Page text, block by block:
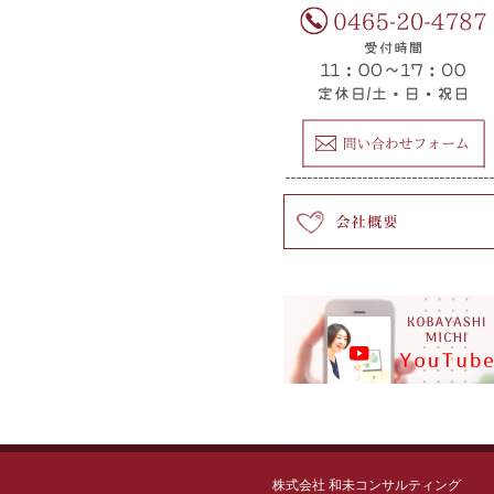
株式会社 和未コンサルティング